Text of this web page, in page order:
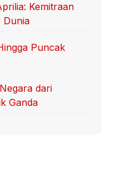
Kemitraan
Dunia
Puncak
dari
Ganda